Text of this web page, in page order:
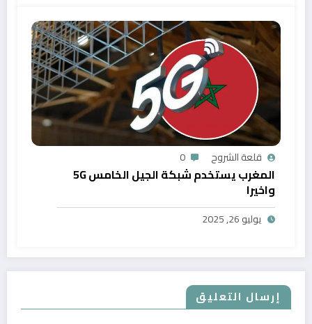
قلعة الشروح 0
المغرب يستخدم شبكة الجيل الخامس 5G
واخيرا
يوليو 26, 2025
إرسال التعليق